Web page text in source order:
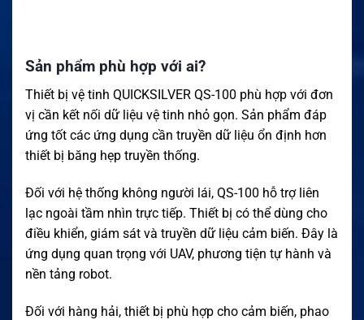
Sản phẩm phù hợp với ai?
Thiết bị vệ tinh QUICKSILVER QS-100 phù hợp với đơn
vị cần kết nối dữ liệu vệ tinh nhỏ gọn. Sản phẩm đáp
ứng tốt các ứng dụng cần truyền dữ liệu ổn định hơn
thiết bị băng hẹp truyền thống.
Đối với hệ thống không người lái, QS-100 hỗ trợ liên
lạc ngoài tầm nhìn trực tiếp. Thiết bị có thể dùng cho
điều khiển, giám sát và truyền dữ liệu cảm biến. Đây là
ứng dụng quan trọng với UAV, phương tiện tự hành và
nền tảng robot.
Đối với hàng hải, thiết bị phù hợp cho cảm biến, phao